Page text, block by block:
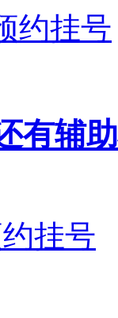
约挂号
有辅
挂号